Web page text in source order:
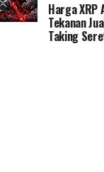
Harga
Tekanan
Taking